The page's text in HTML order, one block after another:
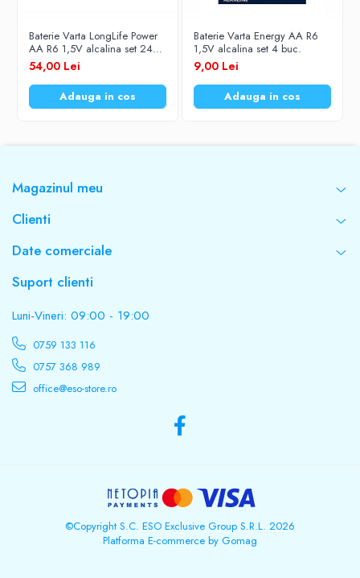
Baterie Varta LongLife Power
AA R6 1,5V alcalina set 24
buc.
54,00 Lei
Adauga in cos
Baterie Varta Energy AA R6
1,5V alcalina set 4 buc.
9,00 Lei
Adauga in cos
Magazinul meu
Clienti
Date comerciale
Suport clienti
Luni-Vineri: 09:00 - 19:00
0759 133 116
0757 368 989
office@eso-store.ro
©Copyright S.C. ESO Exclusive Group S.R.L. 2026
Platforma E-commerce by Gomag